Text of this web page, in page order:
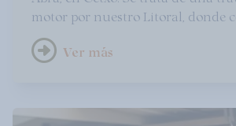
motor por nuestro Litoral, donde
navegación con un servicio
productos locales y maridajes
Arenas, Getxo a 5 minutos de
Ver más